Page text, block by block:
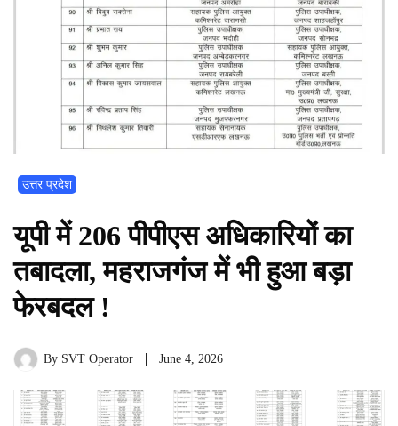
उत्तर प्रदेश
यूपी में 206 पीपीएस अधिकारियों का
तबादला, महराजगंज में भी हुआ बड़ा
फेरबदल !
By SVT Operator June 4, 2026